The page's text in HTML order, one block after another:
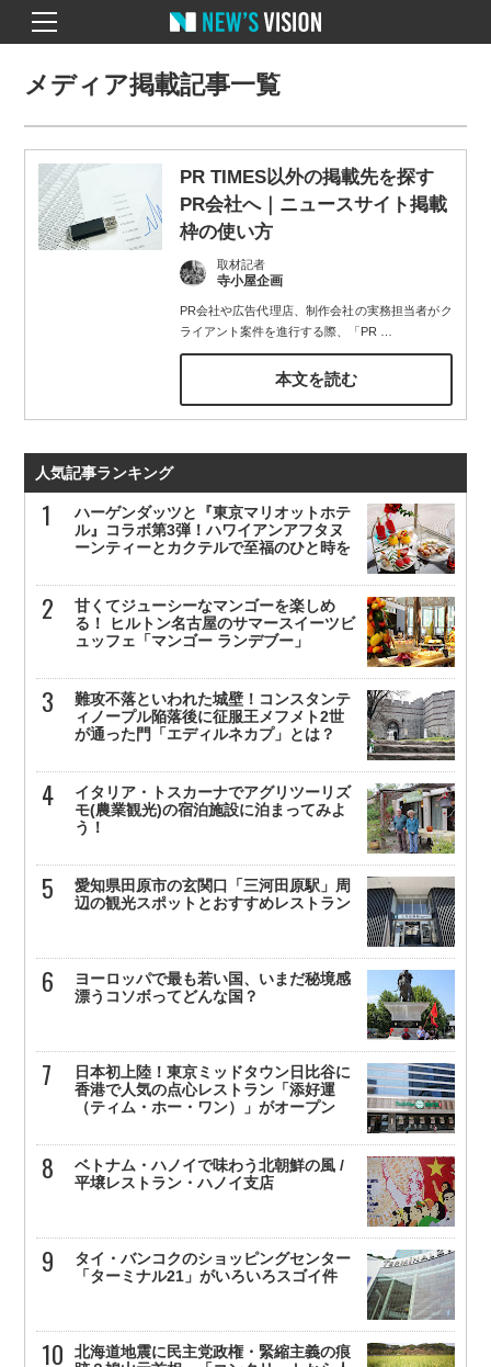
メディア掲載記事一覧
PR TIMES以外の掲載先を探す
PR会社へ｜ニュースサイト掲載
枠の使い方
取材記者
寺小屋企画
PR会社や広告代理店、制作会社の実務担当者がク
ライアント案件を進行する際、「PR
本文を読む
人気記事ランキング
ハーゲンダッツと『東京マリオットホテ
ル』コラボ第3弾！ハワイアンアフタヌ
ーンティーとカクテルで至福のひと時を
甘くてジューシーなマンゴーを楽しめ
る！ ヒルトン名古屋のサマースイーツビ
ュッフェ「マンゴー ランデブー」
難攻不落といわれた城壁！コンスタンテ
ィノープル陥落後に征服王メフメト2世
が通った門「エディルネカプ」とは？
イタリア・トスカーナでアグリツーリズ
モ(農業観光)の宿泊施設に泊まってみよ
う！
愛知県田原市の玄関口「三河田原駅」周
辺の観光スポットとおすすめレストラン
ヨーロッパで最も若い国、いまだ秘境感
漂うコソボってどんな国？
日本初上陸！東京ミッドタウン日比谷に
香港で人気の点心レストラン「添好運
（ティム・ホー・ワン）」がオープン
ベトナム・ハノイで味わう北朝鮮の風 /
平壌レストラン・ハノイ支店
タイ・バンコクのショッピングセンター
「ターミナル21」がいろいろスゴイ件
北海道地震に民主党政権・緊縮主義の痕